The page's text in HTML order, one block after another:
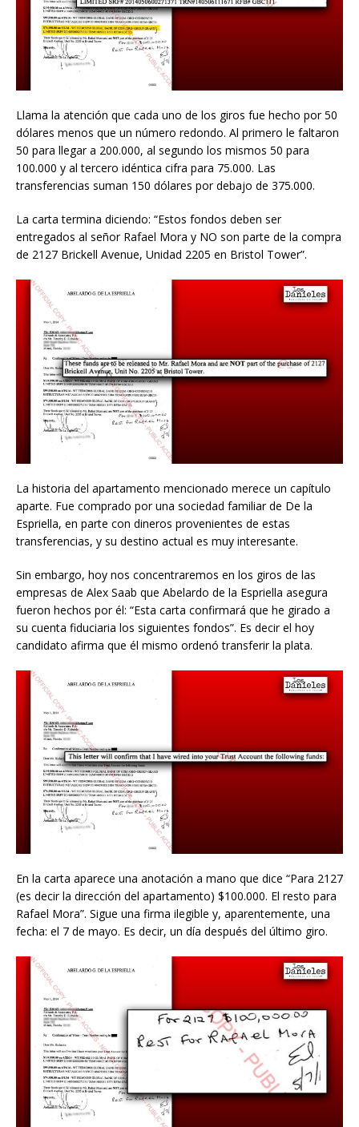
Llama la atención que cada uno de los giros fue hecho por 50
dólares menos que un número redondo. Al primero le faltaron
50 para llegar a 200.000, al segundo los mismos 50 para
100.000 y al tercero idéntica cifra para 75.000. Las
transferencias suman 150 dólares por debajo de 375.000.
La carta termina diciendo: “Estos fondos deben ser
entregados al señor Rafael Mora y NO son parte de la compra
de 2127 Brickell Avenue, Unidad 2205 en Bristol Tower”.
La historia del apartamento mencionado merece un capítulo
aparte. Fue comprado por una sociedad familiar de De la
Espriella, en parte con dineros provenientes de estas
transferencias, y su destino actual es muy interesante.
Sin embargo, hoy nos concentraremos en los giros de las
empresas de Alex Saab que Abelardo de la Espriella asegura
fueron hechos por él: “Esta carta confirmará que he girado a
su cuenta fiduciaria los siguientes fondos”. Es decir el hoy
candidato afirma que él mismo ordenó transferir la plata.
En la carta aparece una anotación a mano que dice “Para 2127
(es decir la dirección del apartamento) $100.000. El resto para
Rafael Mora”. Sigue una firma ilegible y, aparentemente, una
fecha: el 7 de mayo. Es decir, un día después del último giro.